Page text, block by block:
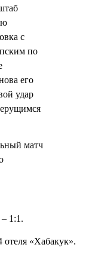
с
по
его
удар
матч
1:1.
«Хабакук».